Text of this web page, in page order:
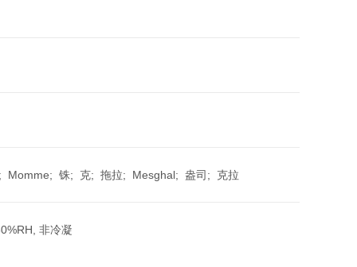
Momme; 铢; 克; 拖拉; Mesghal; 盎司; 克拉
非冷凝